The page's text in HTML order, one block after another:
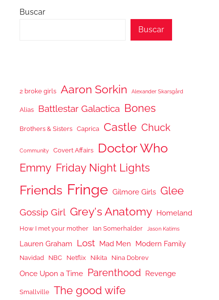
Buscar
Buscar
2 broke girls Aaron Sorkin Alexander Skarsgård
Alias Battlestar Galactica Bones
Brothers & Sisters Caprica Castle Chuck
Community Covert Affairs Doctor Who
Emmy Friday Night Lights
Friends Fringe Gilmore Girls Glee
Gossip Girl Grey's Anatomy Homeland
How I met your mother Ian Somerhalder Jason Katims
Lauren Graham Lost Mad Men Modern Family
Navidad NBC Netflix Nikita Nina Dobrev
Once Upon a Time Parenthood Revenge
Smallville The good wife